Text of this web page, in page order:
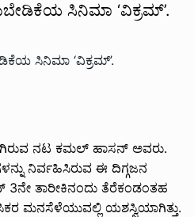
ಸಿನಿಮಾ ‘ವಿಕ್ರಮ್’.
ನಟ ಕಮಲ್ ಹಾಸನ್ ಅವರು.
ನಿರ್ವಹಿಸಿರುವ ಈ ದಿಗ್ಗಜನ
3ನೇ ತಾರೀಕಿನಂದು ತೆರೆಕಂಡಂತಹ
ಮನಸೆಳೆಯುವಲ್ಲಿ ಯಶಸ್ವಿಯಾಗಿತ್ತು.